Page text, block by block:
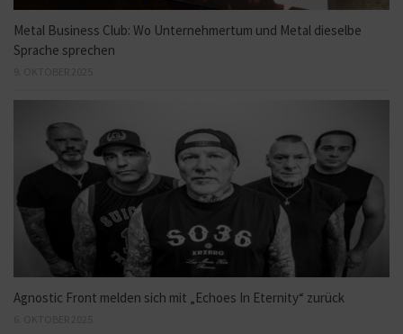
Metal Business Club: Wo Unternehmertum und Metal dieselbe
Sprache sprechen
Agnostic Front melden sich mit „Echoes In Eternity“ zurück